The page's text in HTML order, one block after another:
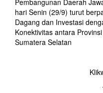
Pembangunan Daerah
hari Senin (29/9) turut
Dagang dan Investasi
Konektivitas antara
Sumatera Selatan